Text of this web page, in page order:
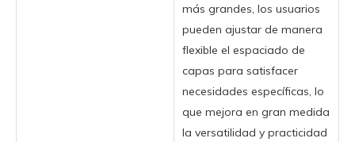
más grandes, los usuarios
pueden ajustar de manera
flexible el espaciado de
capas para satisfacer
necesidades específicas, lo
que mejora en gran medida
la versatilidad y practicidad